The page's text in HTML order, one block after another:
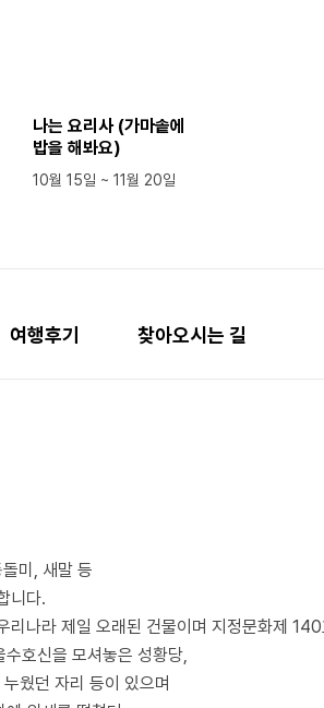
나는 요리사 (가마솥에
밥을 해봐요)
10월 15일 ~ 11월 20일
여행후기 찾아오시는 길
미, 새말 등
니다.
나라 제일 오래된 건물이며 지정문화제
호신을 모셔놓은 성황당,
웠던 자리 등이 있으며